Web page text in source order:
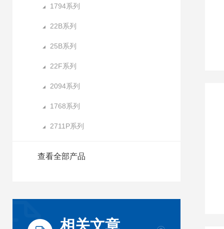
1794系列
22B系列
25B系列
22F系列
2094系列
1768系列
2711P系列
查看全部产品
相关文章